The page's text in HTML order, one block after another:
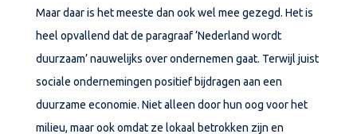
Maar daar is het meeste dan ook wel mee gezegd. Het is
heel opvallend dat de paragraaf ‘Nederland wordt
duurzaam’ nauwelijks over ondernemen gaat. Terwijl juist
sociale ondernemingen positief bijdragen aan een
duurzame economie. Niet alleen door hun oog voor het
milieu, maar ook omdat ze lokaal betrokken zijn en